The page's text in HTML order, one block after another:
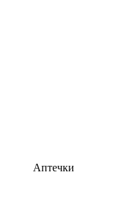
Аптечки